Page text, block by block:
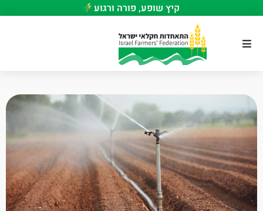
קיץ שופע, פורה ורגוע